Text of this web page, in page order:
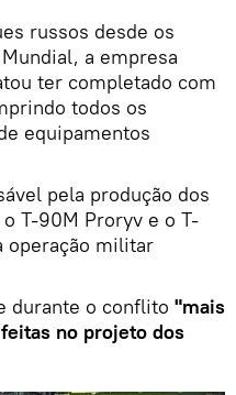
russos desde os
a empresa
ter completado com
todos os
equipamentos
pela produção dos
o T-90M Proryv e o T-
operação militar
durante o conflito "mais
no projeto dos